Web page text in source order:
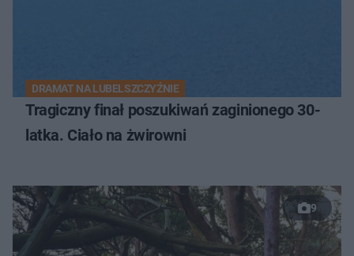
DRAMAT NA LUBELSZCZYŹNIE
Tragiczny finał poszukiwań zaginionego 30-
latka. Ciało na żwirowni
9